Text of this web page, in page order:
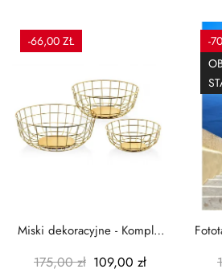
-66,00 ZŁ
Miski dekoracyjne - Komplet
175,00 zł 109,00 zł
-